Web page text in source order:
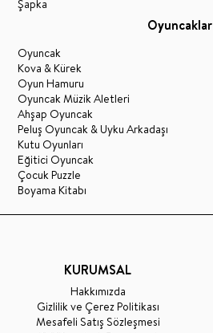
Şapka
Oyuncaklar
Oyuncak
Kova & Kürek
Oyun Hamuru
Oyuncak Müzik Aletleri
Ahşap Oyuncak
Peluş Oyuncak & Uyku Arkadaşı
Kutu Oyunları
Eğitici Oyuncak
Çocuk Puzzle
Boyama Kitabı
KURUMSAL
Hakkımızda
Gizlilik ve Çerez Politikası
Mesafeli Satış Sözleşmesi